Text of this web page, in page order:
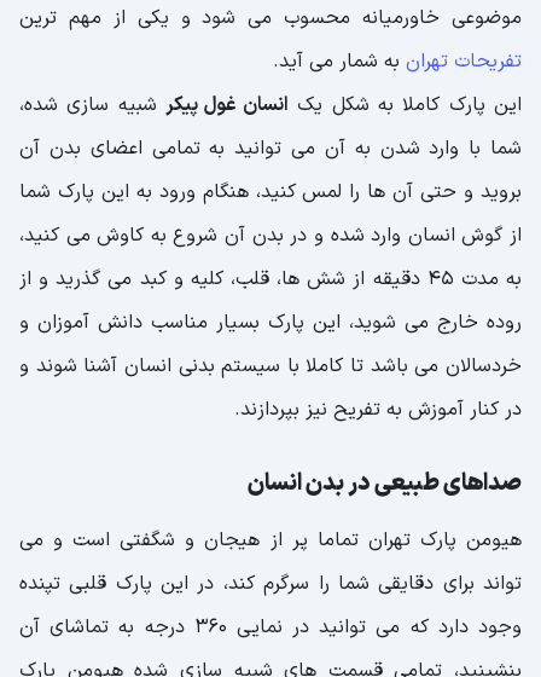
موضوعی خاورمیانه محسوب می شود و یکی از مهم ترین
تفریحات تهران به شمار می آید.
این پارک کاملا به شکل یک انسان غول پیکر شبیه سازی شده،
شما با وارد شدن به آن می توانید به تمامی اعضای بدن آن
بروید و حتی آن ها را لمس کنید، هنگام ورود به این پارک شما
از گوش انسان وارد شده و در بدن آن شروع به کاوش می کنید،
به مدت 45 دقیقه از شش ها، قلب، کلیه و کبد می گذرید و از
روده خارج می شوید، این پارک بسیار مناسب دانش آموزان و
خردسالان می باشد تا کاملا با سیستم بدنی انسان آشنا شوند و
در کنار آموزش به تفریح نیز بپردازند.
صداهای طبیعی در بدن انسان
هیومن پارک تهران تماما پر از هیجان و شگفتی است و می
تواند برای دقایقی شما را سرگرم کند، در این پارک قلبی تپنده
وجود دارد که می توانید در نمایی 360 درجه به تماشای آن
بنشینید، تمامی قسمت های شبیه سازی شده هیومن پارک